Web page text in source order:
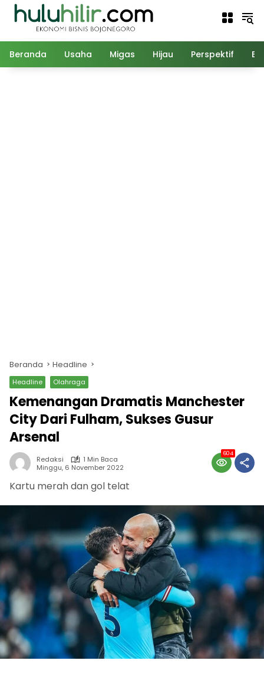
Langsung
Beranda Usaha Migas Hijau Perspektif
Beranda Headline
Headline Olahraga
Kemenangan Dramatis Manchester
City Dari Fulham, Sukses Gusur
Arsenal
Redaksi
1 Min Baca
Minggu, 6 November 2022
604
Kartu merah dan gol telat